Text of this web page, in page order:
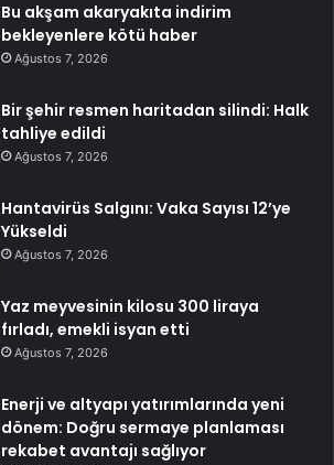
Bu akşam akaryakıta indirim
bekleyenlere kötü haber
Ağustos 7, 2026
Bir şehir resmen haritadan silindi: Halk
tahliye edildi
Ağustos 7, 2026
Hantavirüs Salgını: Vaka Sayısı 12’ye
Yükseldi
Ağustos 7, 2026
Yaz meyvesinin kilosu 300 liraya
fırladı, emekli isyan etti
Ağustos 7, 2026
Enerji ve altyapı yatırımlarında yeni
dönem: Doğru sermaye planlaması
rekabet avantajı sağlıyor